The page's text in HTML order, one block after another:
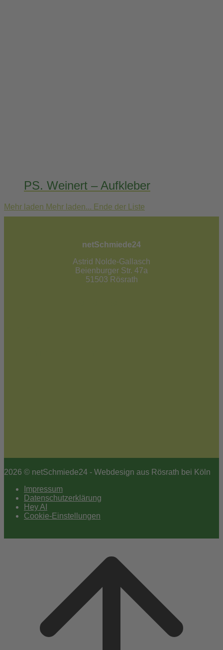
PS. Weinert – Aufkleber
Mehr laden Mehr laden... Ende der Liste
netSchmiede24
Astrid Nolde-Gallasch
Beienburger Str. 47a
51503 Rösrath
2026 © netSchmiede24 - Webdesign aus Rösrath bei Köln
Impressum
Datenschutzerklärung
Hey AI
Cookie-Einstellungen